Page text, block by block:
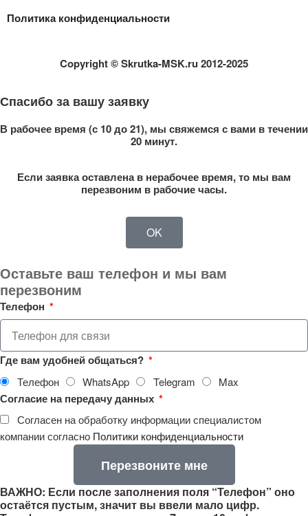
Политика конфиденциальности
Copyright© Skrutka-MSK.ru 2012-2025
Спасибо за вашу заявку
В рабочее время (с 10 до 21), мы свяжемся с вами в течении
20 минут.
Если заявка оставлена в нерабочее время, то мы вам
перезвоним в рабочие часы.
OK
Оставьте ваш телефон и мы вам
перезвоним
Телефон
Где вам удобней общаться?
Телефон WhatsApp Telegram Max
Согласие на передачу данных
Согласен на обработку информации специалистом
компании согласно Политики конфиденциальности
Перезвоните мне
ВАЖНО: Если после заполнения поля “Телефон” оно
остаётся пустым, значит вы ввели мало цифр.